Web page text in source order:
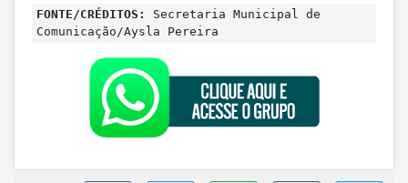
FONTE/CRÉDITOS:
Secretaria Municipal de
Comunicação/Aysla Pereira